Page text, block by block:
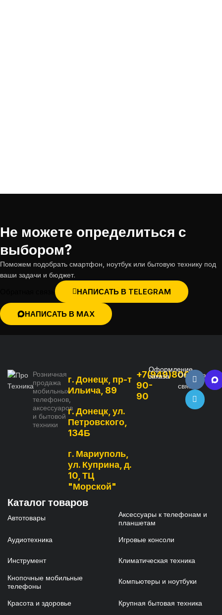
Не можете определиться с
выбором?
Поможем подобрать смартфон, ноутбук или бытовую технику под
ваши задачи и бюджет.
НАПИСАТЬ В TELEGRAM
НАПИСАТЬ В MAX
Розничная
продажа
мобильных
телефонов,
аксессуаров
и бытовой
техники
г. Донецк, пр-т
Ильича, 89
г. Донецк, ул.
Петровского,
134Б
г. Мариуполь,
ул. Куприна, д.
10, ТЦ
"Морской"
+7(949)800-
90-
90
Оформление
заказа
Обратная
связь
Каталог товаров
Автотовары
Аксессуары к телефонам и
планшетам
Аудиотехника Игровые консоли
Инструмент Климатическая техника
Кнопочные мобильные
телефоны
Компьютеры и ноутбуки
Красота и здоровье Крупная бытовая техника